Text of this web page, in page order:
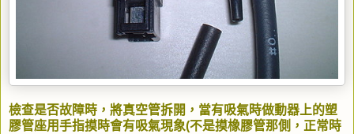
檢查是否故障時，將真空管拆開，當有吸氣時做動器上的塑
膠管座用手指摸時會有吸氣現象(不是摸橡膠管那側，正常時